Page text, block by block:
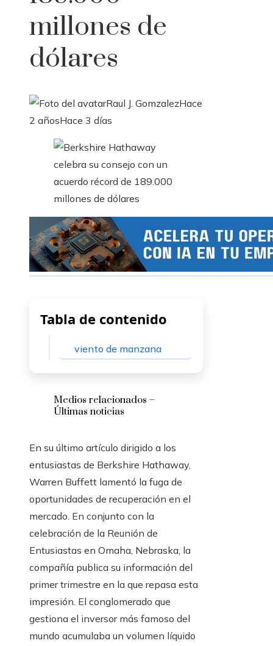
millones de
dólares
Raul J. GomzalezHace
2 añosHace 3 días
Tabla de contenido
viento de manzana
Medios relacionados –
Últimas noticias
En su último artículo dirigido a los
entusiastas de Berkshire Hathaway,
Warren Buffett lamentó la fuga de
oportunidades de recuperación en el
mercado. En conjunto con la
celebración de la Reunión de
Entusiastas en Omaha, Nebraska, la
compañía publica su información del
primer trimestre en la que repasa esta
impresión. El conglomerado que
gestiona el inversor más famoso del
mundo acumulaba un volumen líquido